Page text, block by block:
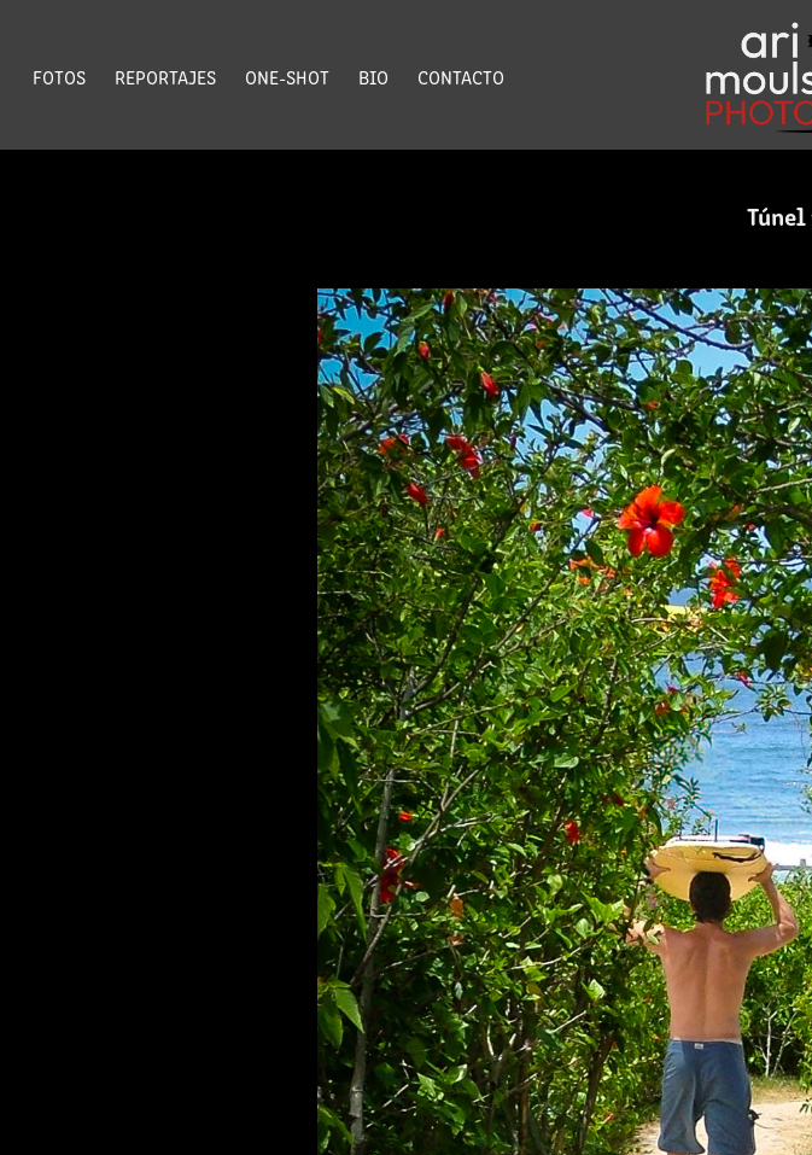
FOTOS REPORTAJES ONE-SHOT BIO CONTACTO